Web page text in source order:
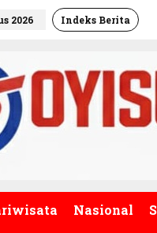
2026 Indeks Berita
Nasional